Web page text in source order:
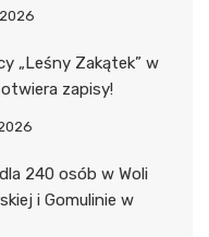
„Leśny Zakątek” w
zapisy!
240 osób w Woli
i Gomulinie w